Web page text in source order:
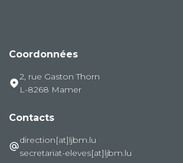
Coordonnées
2, rue Gaston Thorn
L-8268 Mamer
Contacts
direction[at]ljbm.lu
secretariat-eleves[at]ljbm.lu